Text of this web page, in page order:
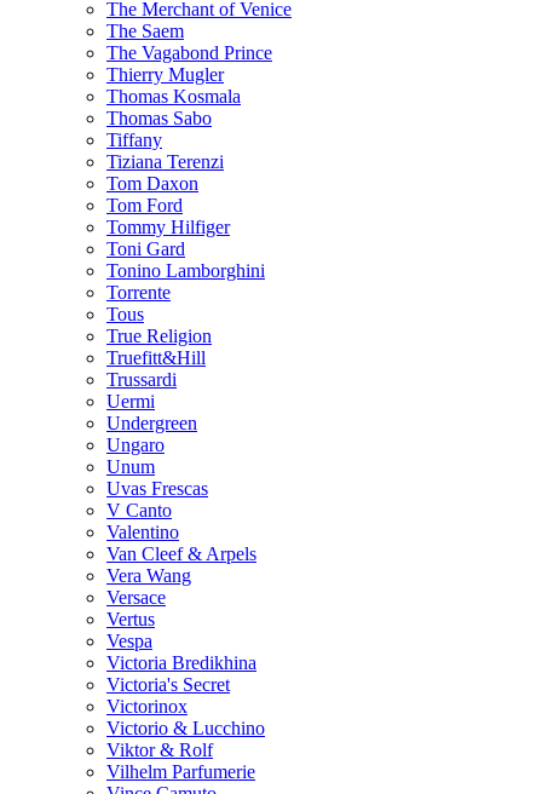
The Merchant of Venice
The Saem
The Vagabond Prince
Thierry Mugler
Thomas Kosmala
Thomas Sabo
Tiffany
Tiziana Terenzi
Tom Daxon
Tom Ford
Tommy Hilfiger
Toni Gard
Tonino Lamborghini
Torrente
Tous
True Religion
Truefitt&Hill
Trussardi
Uermi
Undergreen
Ungaro
Unum
Uvas Frescas
V Canto
Valentino
Van Cleef & Arpels
Vera Wang
Versace
Vertus
Vespa
Victoria Bredikhina
Victoria's Secret
Victorinox
Victorio & Lucchino
Viktor & Rolf
Vilhelm Parfumerie